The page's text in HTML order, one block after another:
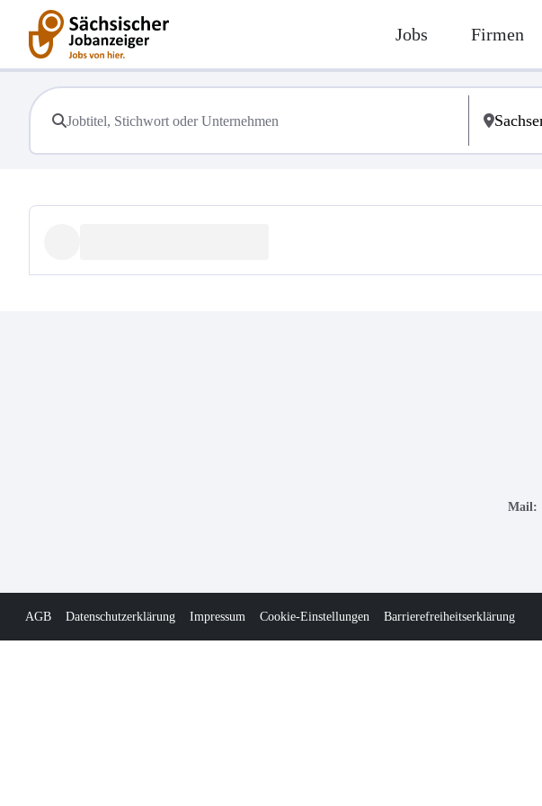
Jobs Firmen
Mail:
AGB Datenschutzerklärung Impressum Cookie-Einstellungen Barrierefreiheitserklärung